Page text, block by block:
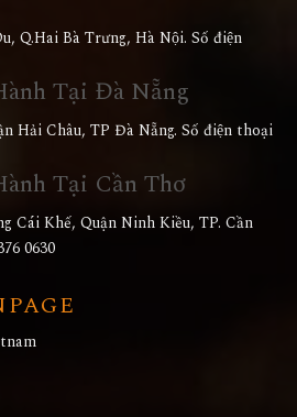
Q.Hai Bà Trưng, Hà Nội. Số điện
Tại Đà Nẵng
Hải Châu, TP Đà Nẵng. Số điện thoại
Tại Cần Thơ
Cái Khế, Quận Ninh Kiều, TP. Cần
0630